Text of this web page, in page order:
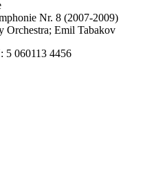
Nr. 8 (2007-2009)
Orchestra; Emil Tabakov
5 060113 4456